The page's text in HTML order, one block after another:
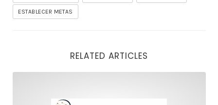
ESTABLECER METAS
RELATED ARTICLES